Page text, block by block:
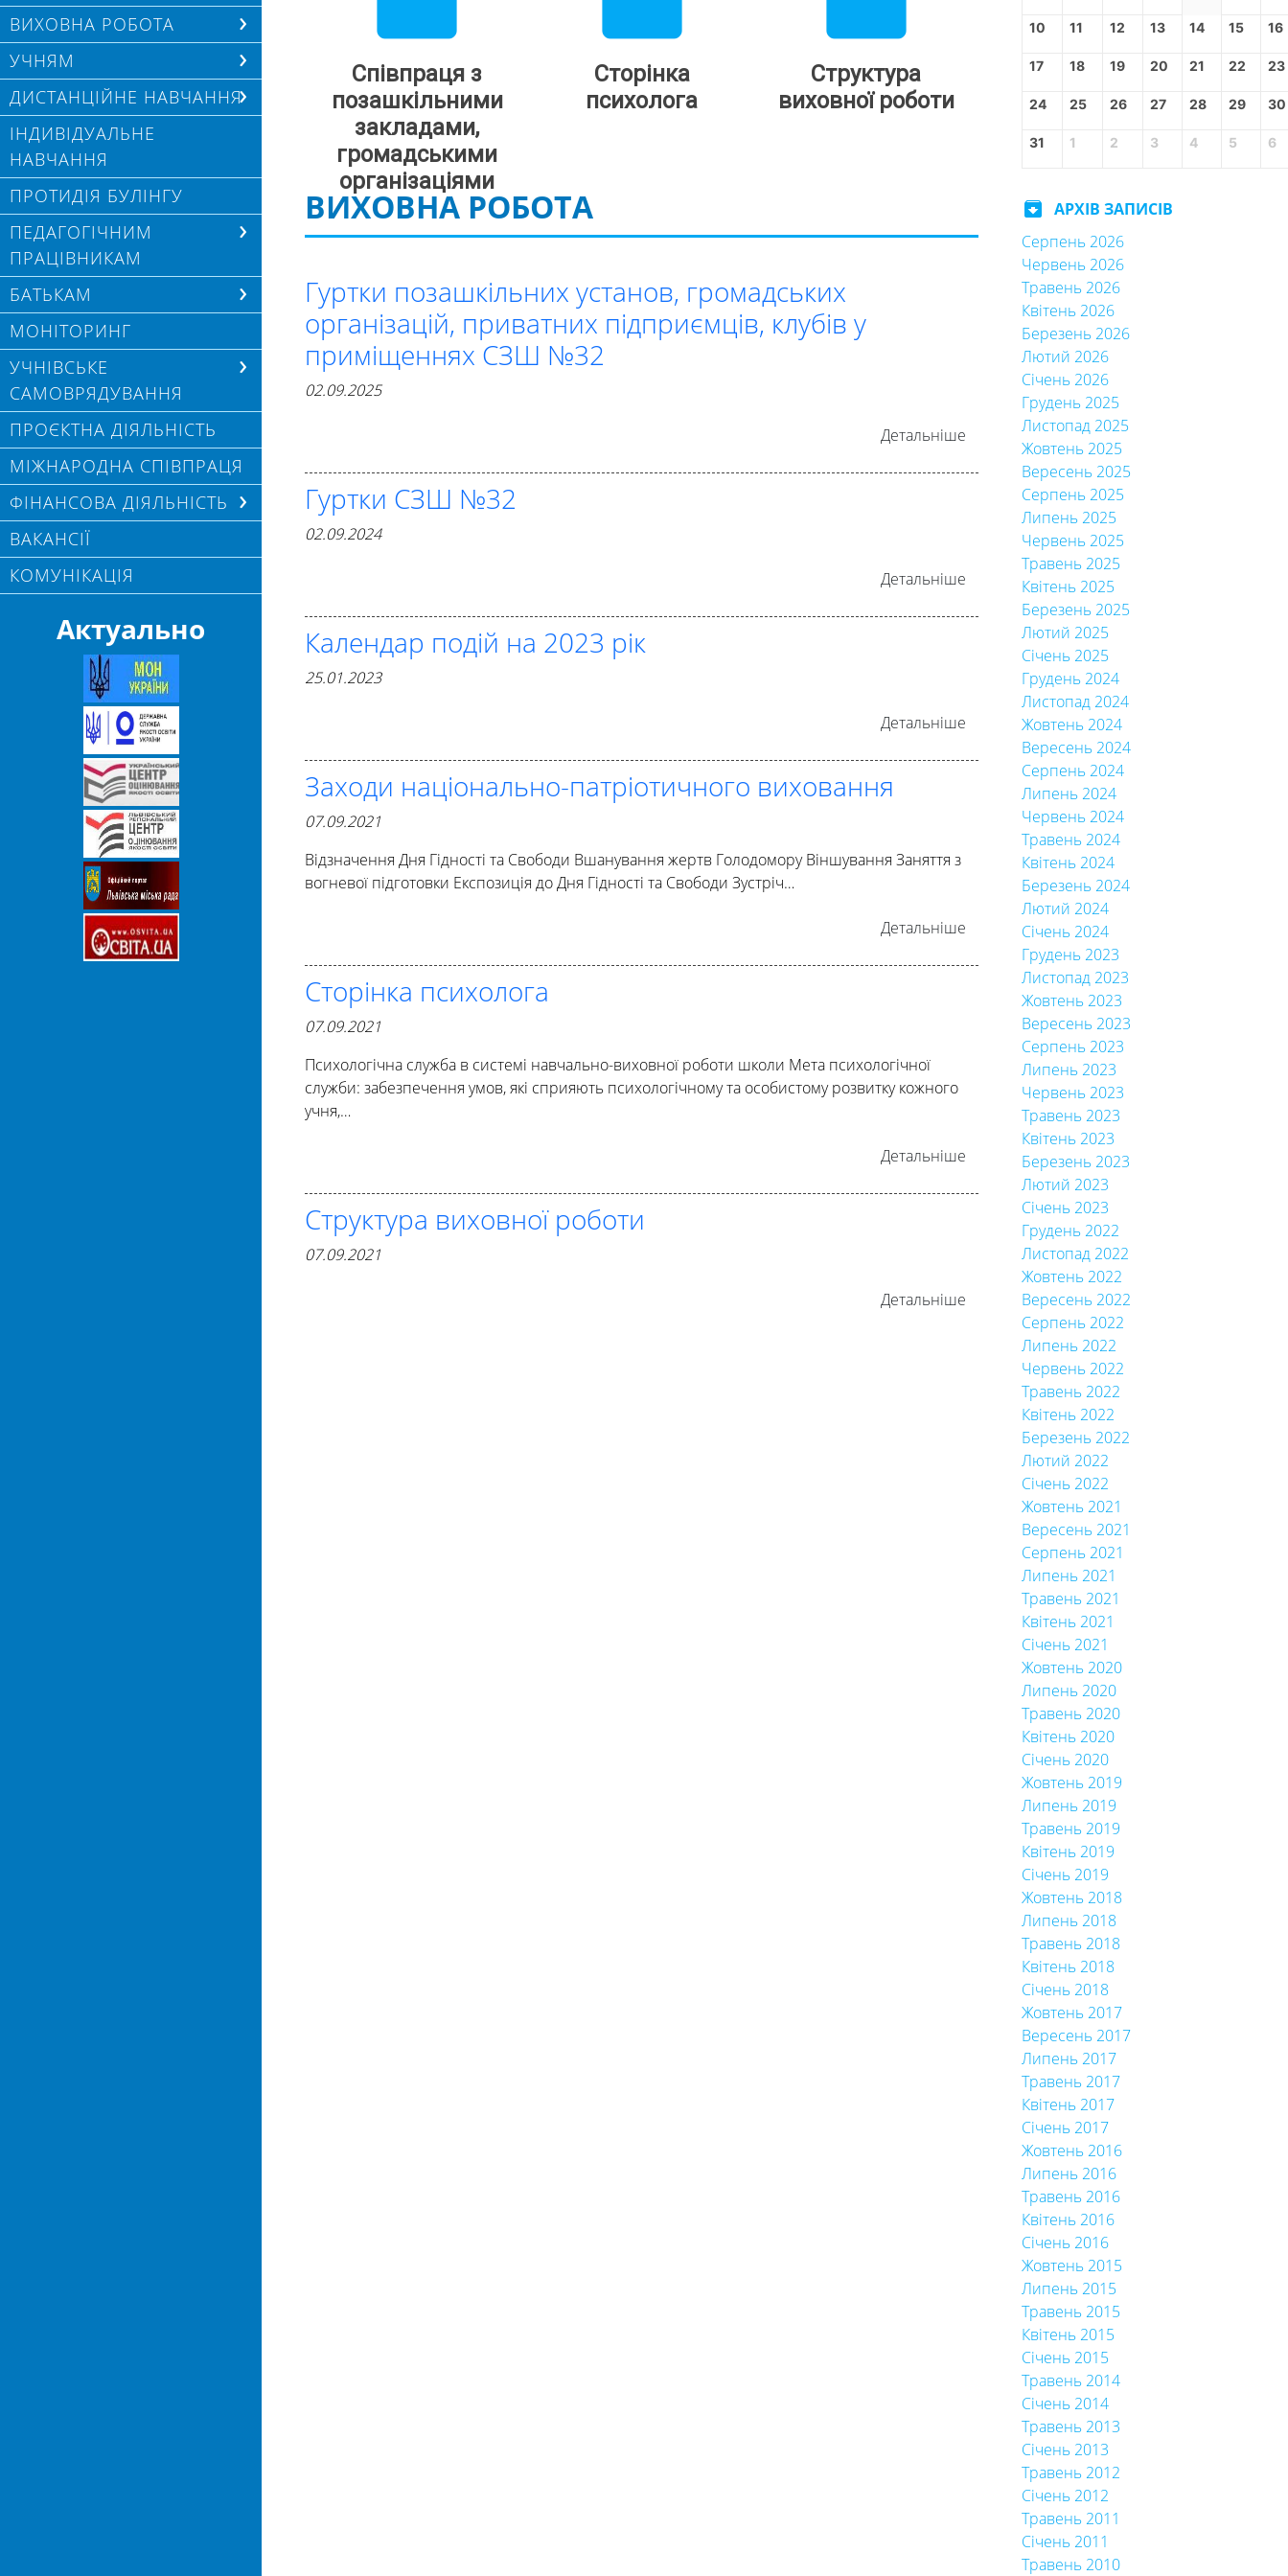
ВИХОВНА РОБОТА
УЧНЯМ
ДИСТАНЦІЙНЕ НАВЧАННЯ
ІНДИВІДУАЛЬНЕ
НАВЧАННЯ
ПРОТИДІЯ БУЛІНГУ
ПЕДАГОГІЧНИМ
ПРАЦІВНИКАМ
БАТЬКАМ
МОНІТОРИНГ
УЧНІВСЬКЕ
САМОВРЯДУВАННЯ
ПРОЄКТНА ДІЯЛЬНІСТЬ
МІЖНАРОДНА СПІВПРАЦЯ
ФІНАНСОВА ДІЯЛЬНІСТЬ
ВАКАНСІЇ
КОМУНІКАЦІЯ
Актуально
Співпраця з
позашкільними
закладами,
громадськими
організаціями
Сторінка
психолога
Структура
виховної роботи
ВИХОВНА РОБОТА
Гуртки позашкільних установ, громадських
організацій, приватних підприємців, клубів у
приміщеннях СЗШ №32
02.09.2025
Детальніше
Гуртки СЗШ №32
02.09.2024
Детальніше
Календар подій на 2023 рік
25.01.2023
Детальніше
Заходи національно-патріотичного виховання
07.09.2021
Відзначення Дня Гідності та Свободи Вшанування жертв Голодомору Віншування Заняття з
вогневої підготовки Експозиція до Дня Гідності та Свободи Зустріч…
Детальніше
Сторінка психолога
07.09.2021
Психологічна служба в системі навчально-виховної роботи школи Мета психологічної
служби: забезпечення умов, які сприяють психологічному та особистому розвитку кожного
учня,…
Детальніше
Структура виховної роботи
07.09.2021
Детальніше
10 11 12 13 14 15 16
17 18 19 20 21 22 23
24 25 26 27 28 29 30
31 1 2 3 4 5 6
archive АРХІВ ЗАПИСІВ
Серпень 2026
Червень 2026
Травень 2026
Квітень 2026
Березень 2026
Лютий 2026
Січень 2026
Грудень 2025
Листопад 2025
Жовтень 2025
Вересень 2025
Серпень 2025
Липень 2025
Червень 2025
Травень 2025
Квітень 2025
Березень 2025
Лютий 2025
Січень 2025
Грудень 2024
Листопад 2024
Жовтень 2024
Вересень 2024
Серпень 2024
Липень 2024
Червень 2024
Травень 2024
Квітень 2024
Березень 2024
Лютий 2024
Січень 2024
Грудень 2023
Листопад 2023
Жовтень 2023
Вересень 2023
Серпень 2023
Липень 2023
Червень 2023
Травень 2023
Квітень 2023
Березень 2023
Лютий 2023
Січень 2023
Грудень 2022
Листопад 2022
Жовтень 2022
Вересень 2022
Серпень 2022
Липень 2022
Червень 2022
Травень 2022
Квітень 2022
Березень 2022
Лютий 2022
Січень 2022
Жовтень 2021
Вересень 2021
Серпень 2021
Липень 2021
Травень 2021
Квітень 2021
Січень 2021
Жовтень 2020
Липень 2020
Травень 2020
Квітень 2020
Січень 2020
Жовтень 2019
Липень 2019
Травень 2019
Квітень 2019
Січень 2019
Жовтень 2018
Липень 2018
Травень 2018
Квітень 2018
Січень 2018
Жовтень 2017
Вересень 2017
Липень 2017
Травень 2017
Квітень 2017
Січень 2017
Жовтень 2016
Липень 2016
Травень 2016
Квітень 2016
Січень 2016
Жовтень 2015
Липень 2015
Травень 2015
Квітень 2015
Січень 2015
Травень 2014
Січень 2014
Травень 2013
Січень 2013
Травень 2012
Січень 2012
Травень 2011
Січень 2011
Травень 2010